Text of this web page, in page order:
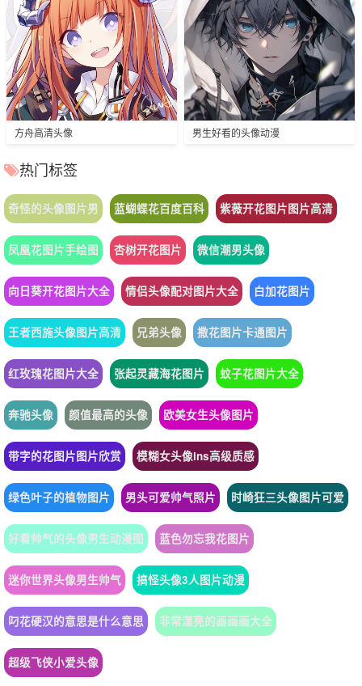
方舟高清头像 男生好看的头像动漫
热门标签
奇怪的头像图片男 蓝蝴蝶花百度百科 紫薇开花图片图片高清
凤凰花图片手绘图 杏树开花图片 微信潮男头像
向日葵开花图片大全 情侣头像配对图片大全 白加花图片
王者西施头像图片高清 兄弟头像 撒花图片卡通图片
红玫瑰花图片大全 张起灵藏海花图片 蚊子花图片大全
奔驰头像 颜值最高的头像 欧美女生头像图片
带字的花图片图片欣赏 模糊女头像ins高级质感
绿色叶子的植物图片 男头可爱帅气照片 时崎狂三头像图片可爱
好看帅气的头像男生动漫图 蓝色勿忘我花图片
迷你世界头像男生帅气 搞怪头像3人图片动漫
叼花硬汉的意思是什么意思 非常漂亮的画画画大全
超级飞侠小爱头像